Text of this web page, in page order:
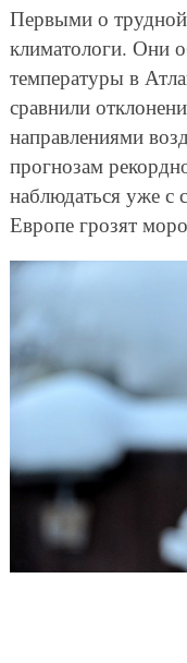
Первыми о трудной
климатологи. Они
температуры в
сравнили
направлениями
прогнозам
наблюдаться уже с
Европе грозят